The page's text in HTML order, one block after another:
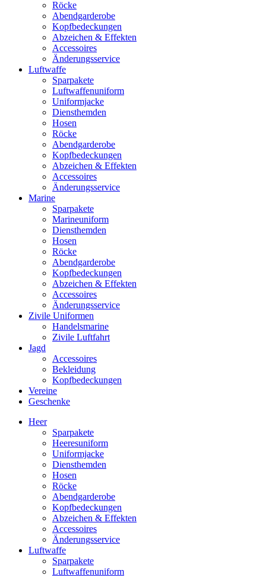
Röcke
Abendgarderobe
Kopfbedeckungen
Abzeichen & Effekten
Accessoires
Änderungsservice
Luftwaffe
Sparpakete
Luftwaffenuniform
Uniformjacke
Diensthemden
Hosen
Röcke
Abendgarderobe
Kopfbedeckungen
Abzeichen & Effekten
Accessoires
Änderungsservice
Marine
Sparpakete
Marineuniform
Diensthemden
Hosen
Röcke
Abendgarderobe
Kopfbedeckungen
Abzeichen & Effekten
Accessoires
Änderungsservice
Zivile Uniformen
Handelsmarine
Zivile Luftfahrt
Jagd
Accessoires
Bekleidung
Kopfbedeckungen
Vereine
Geschenke
Heer
Sparpakete
Heeresuniform
Uniformjacke
Diensthemden
Hosen
Röcke
Abendgarderobe
Kopfbedeckungen
Abzeichen & Effekten
Accessoires
Änderungsservice
Luftwaffe
Sparpakete
Luftwaffenuniform